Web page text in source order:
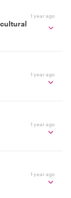
1 year ago
1 year ago
1 year ago
1 year ago